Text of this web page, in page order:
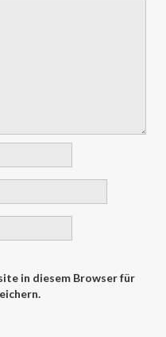
in diesem Browser für